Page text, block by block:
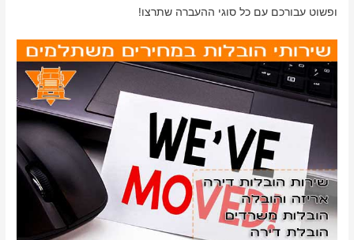
ופשוט עבורכם עם כל סוגי ההעברה שתרצו!